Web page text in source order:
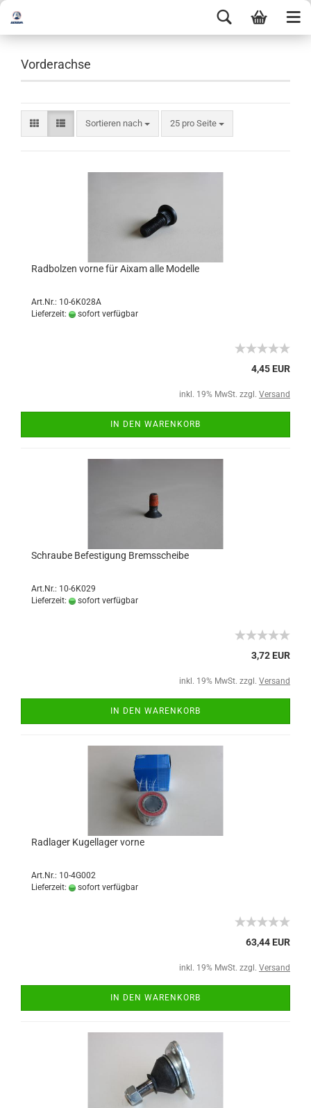
Vorderachse
Sortieren nach 25 pro Seite
Radbolzen vorne für Aixam alle Modelle
Art.Nr.: 10-6K028A
Lieferzeit:
sofort verfügbar
4,45 EUR
inkl. 19% MwSt. zzgl. Versand
IN DEN WARENKORB
Schraube Befestigung Bremsscheibe
Art.Nr.: 10-6K029
Lieferzeit:
sofort verfügbar
3,72 EUR
inkl. 19% MwSt. zzgl. Versand
IN DEN WARENKORB
Radlager Kugellager vorne
Art.Nr.: 10-4G002
Lieferzeit:
sofort verfügbar
63,44 EUR
inkl. 19% MwSt. zzgl. Versand
IN DEN WARENKORB